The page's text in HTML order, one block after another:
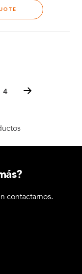
4
contactarnos.